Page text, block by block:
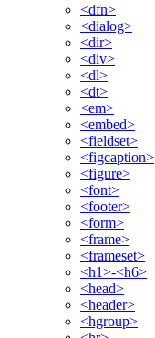
<dfn>
<dialog>
<dir>
<div>
<dl>
<dt>
<em>
<embed>
<fieldset>
<figcaption>
<figure>
<font>
<footer>
<form>
<frame>
<frameset>
<h1>-<h6>
<head>
<header>
<hgroup>